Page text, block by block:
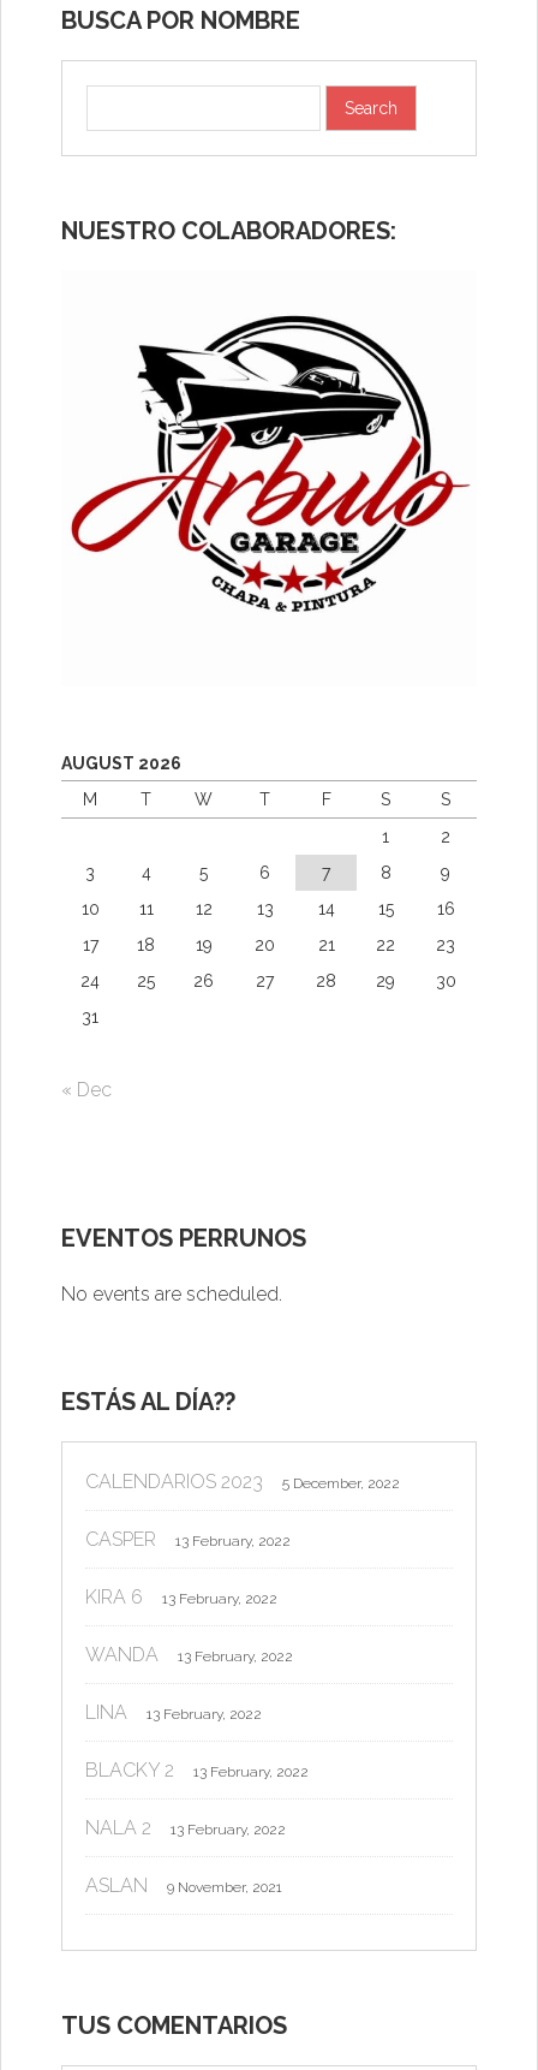
BUSCA POR NOMBRE
NUESTRO COLABORADORES:
AUGUST 2026
M
T W T F S
S
1
2
3
4 5 6 7 8
9
10
11 12 13 14 15
16
17
18 19 20 21 22
23
24
25 26 27 28 29
30
31
« Dec
EVENTOS PERRUNOS
No events are scheduled.
ESTÁS AL DÍA??
CALENDARIOS 2023 5 December, 2022
CASPER 13 February, 2022
KIRA 6 13 February, 2022
WANDA 13 February, 2022
LINA 13 February, 2022
BLACKY 2 13 February, 2022
NALA 2 13 February, 2022
ASLAN 9 November, 2021
TUS COMENTARIOS